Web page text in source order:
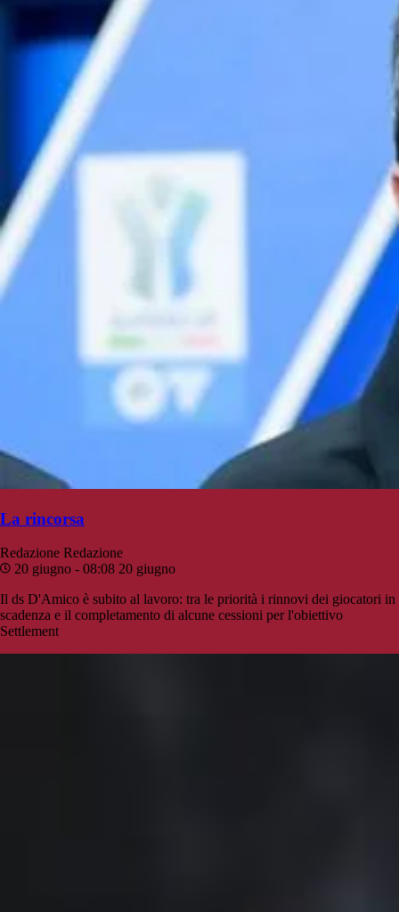
La rincorsa
Redazione Redazione
20 giugno - 08:08 20 giugno
Il ds D'Amico è subito al lavoro: tra le priorità i rinnovi dei giocatori in
scadenza e il completamento di alcune cessioni per l'obiettivo
Settlement